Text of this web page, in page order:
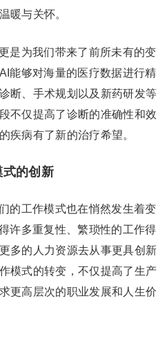
暖与关怀。
是为我们带来了前所未有的变
能够对海量的医疗数据进行精
断、手术规划以及新药研发等
不仅提高了诊断的准确性和效
疾病有了新的治疗希望。
的创新
的工作模式也在悄然发生着变
许多重复性、繁琐性的工作得
多的人力资源去从事更具创新
模式的转变，不仅提高了生产
更高层次的职业发展和人生价